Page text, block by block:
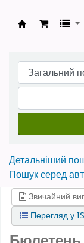
Детальніший
Пошук серед
Звичайний
Перегляд у